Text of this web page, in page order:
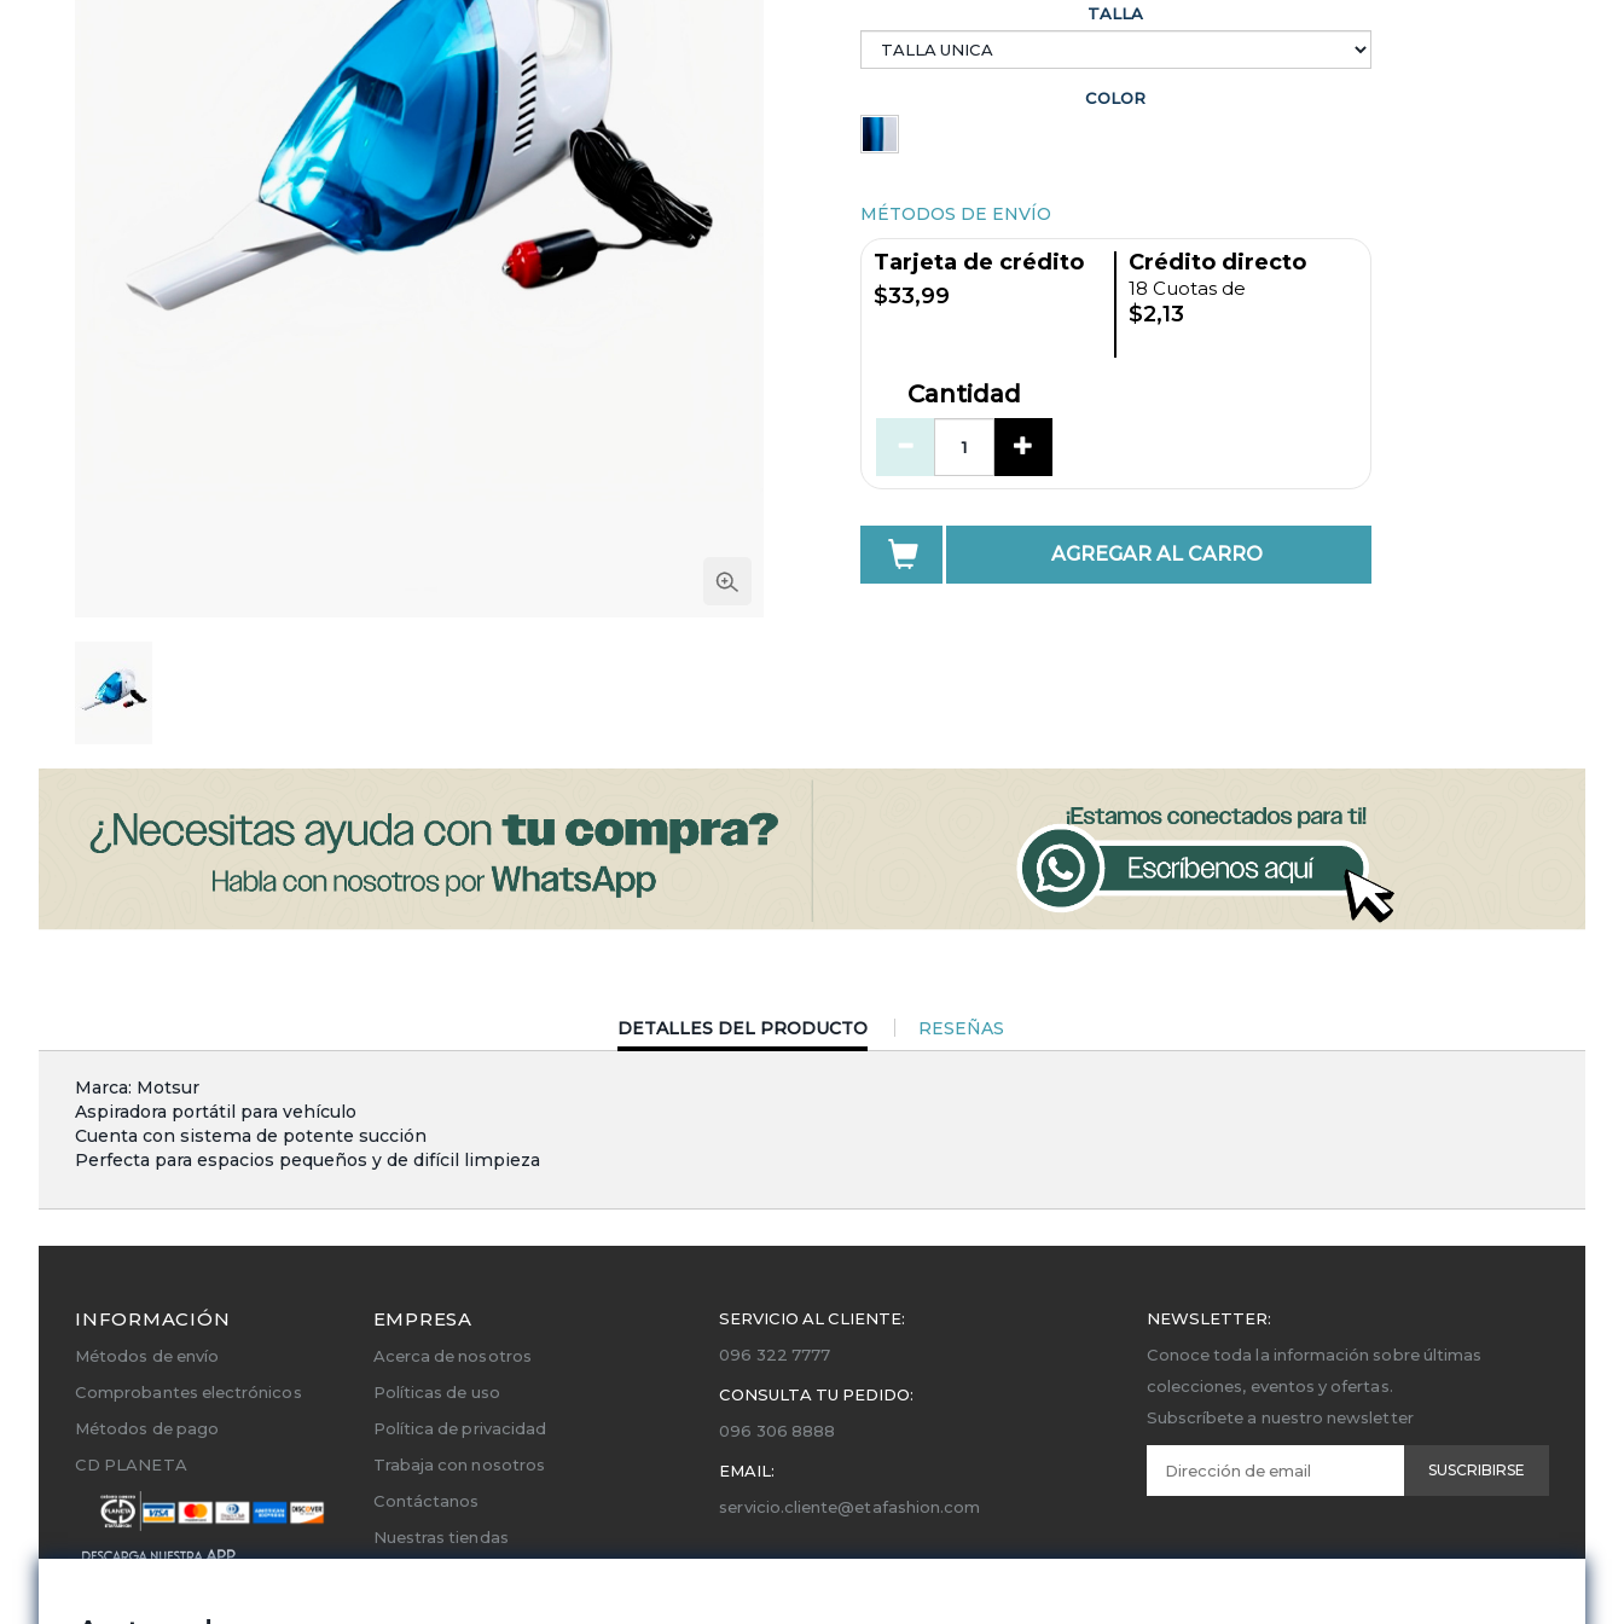
TALLA
COLOR
MÉTODOS DE ENVÍO
Tarjeta de crédito
$33,99
Crédito directo
18 Cuotas de
$2,13
Cantidad
AGREGAR AL CARRO
CURRENT
TAB:
DETALLES DEL PRODUCTO RESEÑAS
Marca: Motsur
Aspiradora portátil para vehículo
Cuenta con sistema de potente succión
Perfecta para espacios pequeños y de difícil limpieza
INFORMACIÓN
Métodos de envío
Comprobantes electrónicos
Métodos de pago
CD PLANETA
EMPRESA
Acerca de nosotros
Políticas de uso
Política de privacidad
Trabaja con nosotros
Contáctanos
Nuestras tiendas
SERVICIO AL CLIENTE:
096 322 7777
CONSULTA TU PEDIDO:
096 306 8888
EMAIL:
servicio.cliente@etafashion.com
NEWSLETTER:
Conoce toda la información sobre últimas
colecciones, eventos y ofertas.
Subscríbete a nuestro newsletter
SUSCRIBIRSE